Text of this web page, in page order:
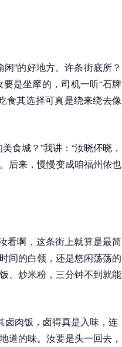
”的好地方。许条街底所？
是坐摩的，司机一听“石牌
食其选择可真是绕来绕去像
食城？”我讲：“汝晓伓晓，
后来，慢慢变成咱福州侬也
看啊，这条街上就算是最简
间的白领，还是悠闲荡荡的
、炒米粉，三分钟不到就能
卤肉饭，卤得真是入味，连
道的味。汝要是头一回去，